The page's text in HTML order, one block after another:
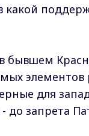
бывшем
элементов
для
- до запрета